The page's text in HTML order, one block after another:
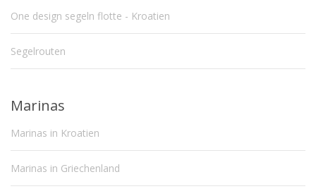
One design segeln flotte - Kroatien
Segelrouten
Marinas
Marinas in Kroatien
Marinas in Griechenland